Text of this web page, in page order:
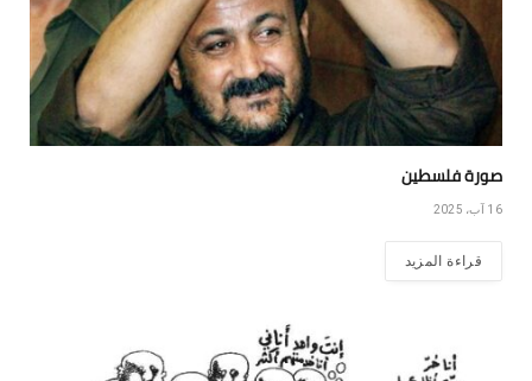
صورة فلسطين
16 آب، 2025
قراءة المزيد